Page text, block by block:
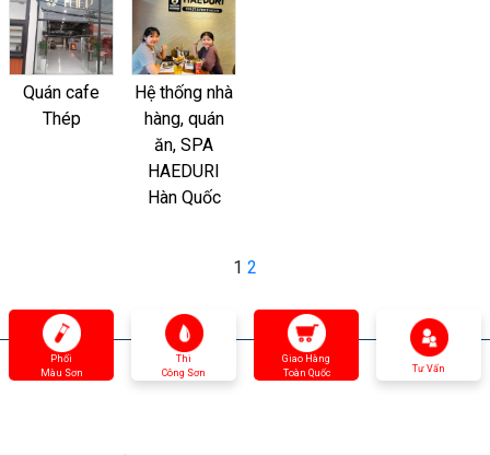
Quán cafe
Thép
Hệ thống nhà
hàng, quán
ăn, SPA
HAEDURI
Hàn Quốc
Điều
1 2
Phối
Màu Sơn
Thi
Công Sơn
Giao Hàng
Toàn Quốc
Tư Vấn